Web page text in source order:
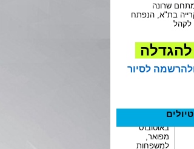
שרונה
בת"א, הנפתח
לקהל
לסיור
טיולים